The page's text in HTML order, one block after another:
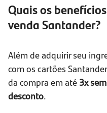
Quais os
venda Santander?
Além de adquirir seu
com os cartões
da compra em até 3x
desconto.